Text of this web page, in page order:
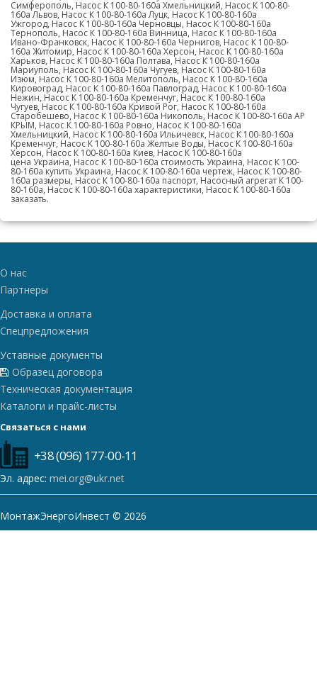
Симферополь, Насос К 100-80-160а Хмельницкий, Насос К 100-80-
160а Львов, Насос К 100-80-160а Луцк, Насос К 100-80-160а
Ужгород, Насос К 100-80-160а Черновцы, Насос К 100-80-160а
Тернополь, Насос К 100-80-160а Винница, Насос К 100-80-160а
Ивано-Франковск, Насос К 100-80-160а Чернигов, Насос К 100-80-
160а Житомир, Насос К 100-80-160а Херсон, Насос К 100-80-160а
Харьков, Насос К 100-80-160а Полтава, Насос К 100-80-160а
Мариуполь, Насос К 100-80-160а Чугуев, Насос К 100-80-160а
Изюм, Насос К 100-80-160а Мелитополь, Насос К 100-80-160а
Кировоград, Насос К 100-80-160а Павлоград, Насос К 100-80-160а
Нежин, Насос К 100-80-160а Кременчуг, Насос К 100-80-160а
Чугуев, Насос К 100-80-160а Кривой Рог, Насос К 100-80-160а
Старобешево, Насос К 100-80-160а Никополь, Насос К 100-80-160а АР
КРЫМ, Насос К 100-80-160а Ровно, Насос К 100-80-160а
Хмельницкий, Насос К 100-80-160а Ильичевск, Насос К 100-80-160а
Кременчуг, Насос К 100-80-160а Желтые Воды, Насос К 100-80-160а
Херсон, Насос К 100-80-160а Киев, Насос К 100-80-160а
цена Украина, Насос К 100-80-160а стоимость Украина, Насос К 100-
80-160а купить Украина, Насос К 100-80-160а чертеж, Насос К 100-80-
160а размеры, Насос К 100-80-160а паспорт, Насосный агрегат К 100-
80-160а, Насос К 100-80-160а характеристики, Насос К 100-80-160а
заказать.
О нас
Партнеры
Доставка и оплата
Спецпредложения
Уставные документы
Образец договора
Техническая документация
Каталоги и прайс-листы
Связаться с нами
+38 (096) 177-00-11
Эл. адрес: mei.org@ukr.net
МонтажЭнергоИнвест © 2026